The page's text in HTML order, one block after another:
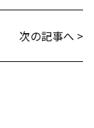
次の記事へ >